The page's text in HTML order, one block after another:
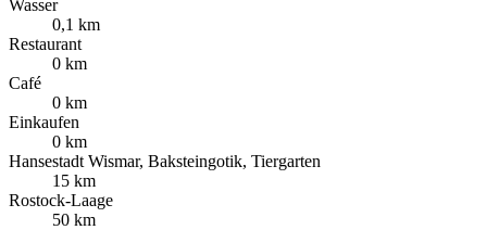
Wasser
0,1 km
Restaurant
0 km
Café
0 km
Einkaufen
0 km
Hansestadt Wismar, Baksteingotik, Tiergarten
15 km
Rostock-Laage
50 km